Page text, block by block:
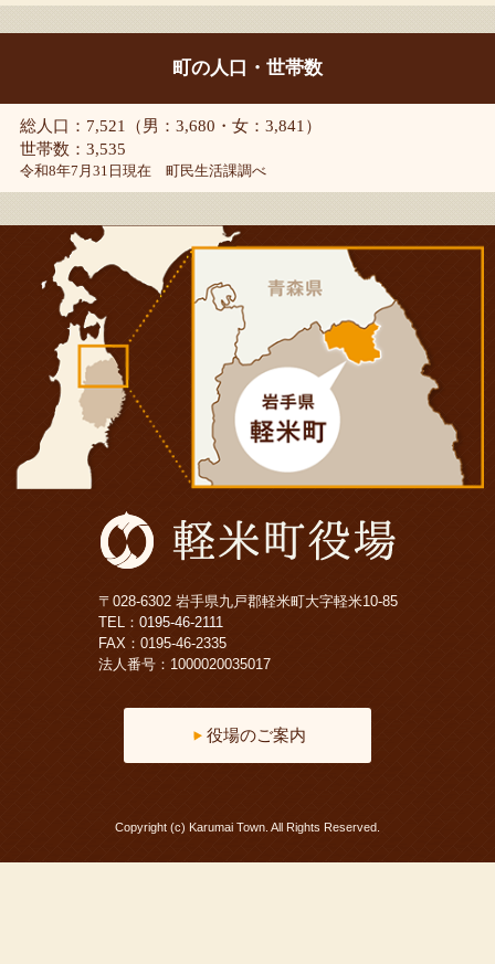
町の人口・世帯数
総人口：7,521（男：3,680・女：3,841）
世帯数：3,535
令和8年7月31日現在 町民生活課調べ
〒028-6302 岩手県九戸郡軽米町大字軽米10-85
TEL： 0195-46-2111
FAX：0195-46-2335
法人番号：1000020035017
役場のご案内
Copyright (c) Karumai Town. All Rights Reserved.